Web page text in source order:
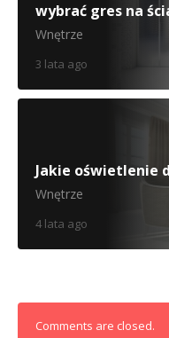
wybrać gres na
Wnętrze
3 lata ago
Jakie oświetlenie
Wnętrze
4 lata ago
Comments are closed.